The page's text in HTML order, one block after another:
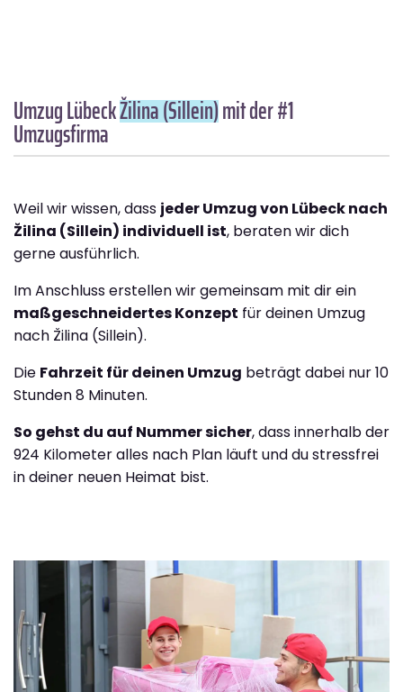
Umzug LübeckŽilina (Sillein)mit der #1
Umzugsfirma
Weil wir wissen, dass jeder Umzug von Lübeck nach
Žilina (Sillein) individuell ist, beraten wir dich
gerne ausführlich.
Im Anschluss erstellen wir gemeinsam mit dir ein
maßgeschneidertes Konzept für deinen Umzug
nach Žilina (Sillein).
Die Fahrzeit für deinen Umzug beträgt dabei nur 10
Stunden 8 Minuten.
So gehst du auf Nummer sicher, dass innerhalb der
924 Kilometer alles nach Plan läuft und du stressfrei
in deiner neuen Heimat bist.